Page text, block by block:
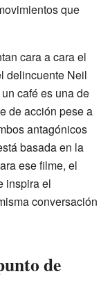
que
cara a cara el
delincuente Neil
café es una de
de acción pese a
antagónicos
basada en la
ese filme, el
inspira el
conversación
de